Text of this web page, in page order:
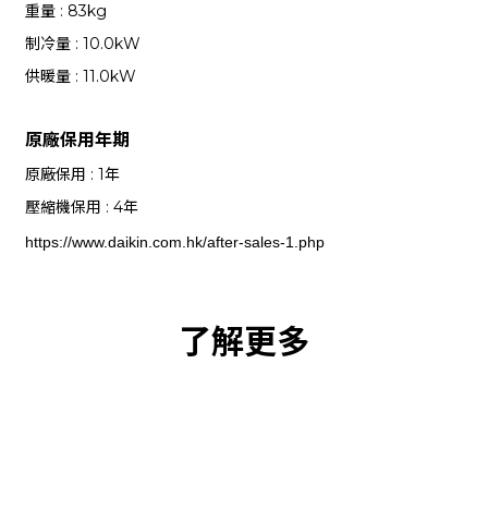
重量 : 83kg
制冷量 : 10.0kW
供暖量 : 11.0kW
原廠保用年期
原廠保用 : 1年
壓縮機保用 : 4年
https://www.daikin.com.hk/after-sales-1.php
了解更多